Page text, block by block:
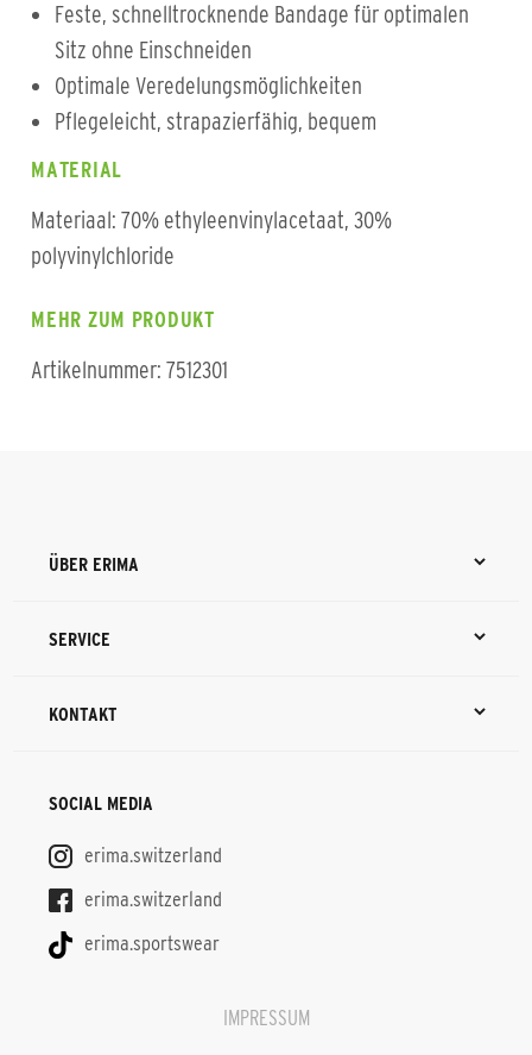
Feste, schnelltrocknende Bandage für optimalen
Sitz ohne Einschneiden
Optimale Veredelungsmöglichkeiten
Pflegeleicht, strapazierfähig, bequem
MATERIAL
Materiaal: 70% ethyleenvinylacetaat, 30%
polyvinylchloride
MEHR ZUM PRODUKT
Artikelnummer: 7512301
ÜBER ERIMA
SERVICE
KONTAKT
SOCIAL MEDIA
erima.switzerland
erima.switzerland
erima.sportswear
IMPRESSUM